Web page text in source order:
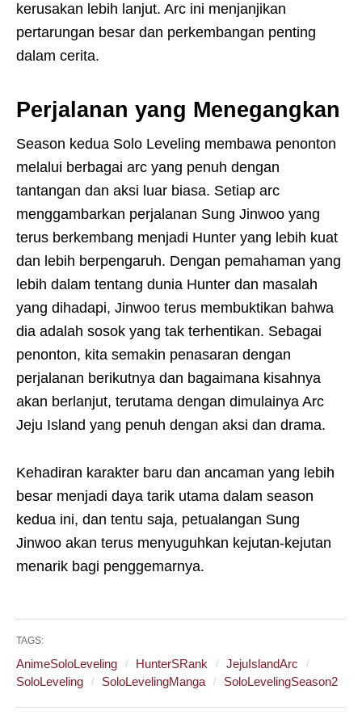
kerusakan lebih lanjut. Arc ini menjanjikan
pertarungan besar dan perkembangan penting
dalam cerita.
Perjalanan yang Menegangkan
Season kedua Solo Leveling membawa penonton
melalui berbagai arc yang penuh dengan
tantangan dan aksi luar biasa. Setiap arc
menggambarkan perjalanan Sung Jinwoo yang
terus berkembang menjadi Hunter yang lebih kuat
dan lebih berpengaruh. Dengan pemahaman yang
lebih dalam tentang dunia Hunter dan masalah
yang dihadapi, Jinwoo terus membuktikan bahwa
dia adalah sosok yang tak terhentikan. Sebagai
penonton, kita semakin penasaran dengan
perjalanan berikutnya dan bagaimana kisahnya
akan berlanjut, terutama dengan dimulainya Arc
Jeju Island yang penuh dengan aksi dan drama.
Kehadiran karakter baru dan ancaman yang lebih
besar menjadi daya tarik utama dalam season
kedua ini, dan tentu saja, petualangan Sung
Jinwoo akan terus menyuguhkan kejutan-kejutan
menarik bagi penggemarnya.
TAGS:
AnimeSoloLeveling HunterSRank
JejuIslandArc
SoloLeveling
SoloLevelingManga SoloLevelingSeason2